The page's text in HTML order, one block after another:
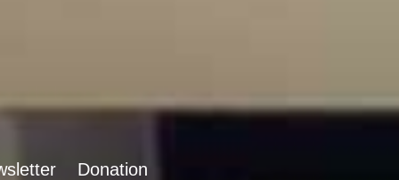
Donation